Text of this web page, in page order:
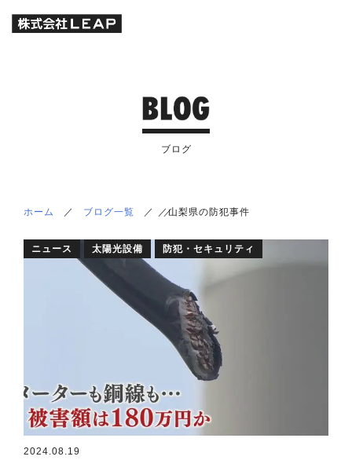
ブログ
ホーム ／ ブログ一覧 ／ ／
／山梨県の防犯事件
ニュース 太陽光設備 防犯・セキュリティ
2024.08.19